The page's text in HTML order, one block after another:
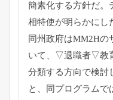
簡素化する方針だ。
相特使が明らかにし
同州政府はMM2Hの
いて、▽退職者▽教
分類する方向で検討
と、
同プログラムで